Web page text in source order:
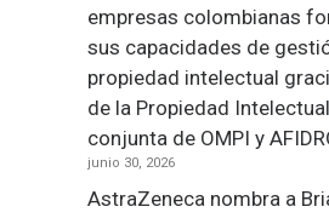
empresas colombianas
sus capacidades de
propiedad intelectual
de la Propiedad
conjunta de OMPI y
junio 30, 2026
AstraZeneca nombra a